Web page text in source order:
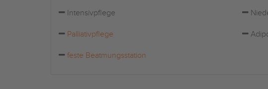
Intensivpflege
Palliativpflege
feste Beatmungsstation